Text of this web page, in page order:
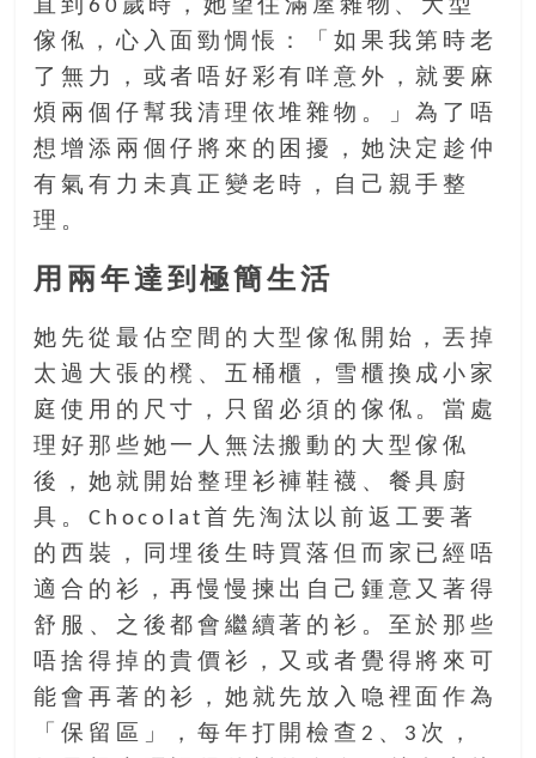
找
尋
樂
齡
寶
藏。
一
同
觀
極
的
態
度，
接
豐
盛
的
第
二
人
生。
直到60歲時，她望住滿屋雜物、大型
傢俬，心入面勁惆悵：「如果我第時老
了無力，或者唔好彩有咩意外，就要麻
煩兩個仔幫我清理依堆雜物。」為了唔
想增添兩個仔將來的困擾，她決定趁仲
有氣有力未真正變老時，自己親手整
理。
用兩年達到極簡生活
她先從最佔空間的大型傢俬開始，丟掉
太過大張的櫈、五桶櫃，雪櫃換成小家
庭使用的尺寸，只留必須的傢俬。當處
理好那些她一人無法搬動的大型傢俬
後，她就開始整理衫褲鞋襪、餐具廚
具。Chocolat首先淘汰以前返工要著
的西裝，同埋後生時買落但而家已經唔
適合的衫，再慢慢揀出自己鍾意又著得
舒服、之後都會繼續著的衫。至於那些
唔捨得掉的貴價衫，又或者覺得將來可
能會再著的衫，她就先放入喼裡面作為
「保留區」，每年打開檢查2、3次，